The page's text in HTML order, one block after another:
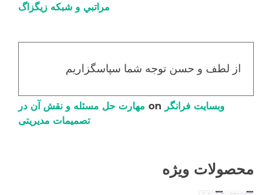
مراتبي و شبکه زیگزاگ
از لطف و حسن توجه شما سپاسگزاریم
وبسایت فرانگر
مهارت حل مسئله و نقش آن در
تصمیمات مدیریتی
محصولات ویژه